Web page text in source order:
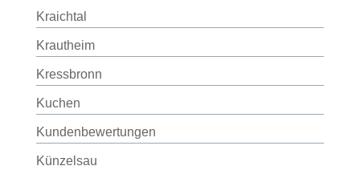
Kraichtal
Krautheim
Kressbronn
Kuchen
Kundenbewertungen
Künzelsau